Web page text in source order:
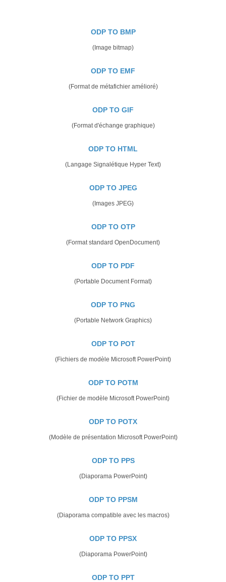
ODP TO BMP
(Image bitmap)
ODP TO EMF
(Format de métafichier amélioré)
ODP TO GIF
(Format d'échange graphique)
ODP TO HTML
(Langage Signalétique Hyper Text)
ODP TO JPEG
(Images JPEG)
ODP TO OTP
(Format standard OpenDocument)
ODP TO PDF
(Portable Document Format)
ODP TO PNG
(Portable Network Graphics)
ODP TO POT
(Fichiers de modèle Microsoft PowerPoint)
ODP TO POTM
(Fichier de modèle Microsoft PowerPoint)
ODP TO POTX
(Modèle de présentation Microsoft PowerPoint)
ODP TO PPS
(Diaporama PowerPoint)
ODP TO PPSM
(Diaporama compatible avec les macros)
ODP TO PPSX
(Diaporama PowerPoint)
ODP TO PPT